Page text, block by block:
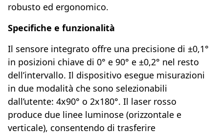
robusto ed ergonomico.
Specifiche e funzionalità
Il sensore integrato offre una precisione di ±0,1°
in posizioni chiave di 0° e 90° e ±0,2° nel resto
dell’intervallo. Il dispositivo esegue misurazioni
in due modalità che sono selezionabili
dall’utente: 4x90° o 2x180°. Il laser rosso
produce due linee luminose (orizzontale e
verticale), consentendo di trasferire